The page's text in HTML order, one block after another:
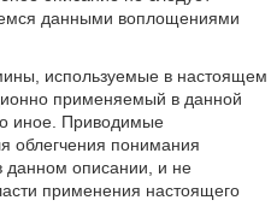
данными воплощениями
используемые в настоящем
применяемый в данной
иное. Приводимые
облегчения понимания
данном описании, и не
применения настоящего